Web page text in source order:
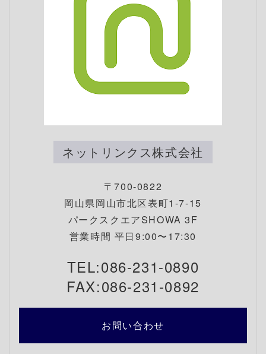
ネットリンクス株式会社
〒700-0822
岡山県岡山市北区表町1-7-15
パークスクエアSHOWA 3F
営業時間 平日9:00〜17:30
TEL:086-231-0890
FAX:086-231-0892
お問い合わせ